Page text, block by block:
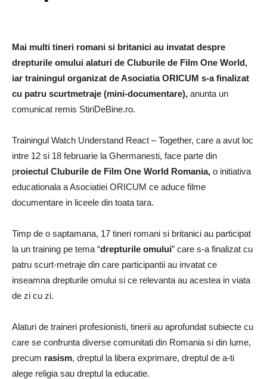
Mai multi tineri romani si britanici au invatat despre
drepturile omului alaturi de Cluburile de Film One World,
iar trainingul organizat de Asociatia ORICUM s-a finalizat
cu patru scurtmetraje (mini-documentare), anunta un
comunicat remis StiriDeBine.ro.
Trainingul Watch Understand React – Together, care a avut loc
intre 12 si 18 februarie la Ghermanesti, face parte din
proiectul Cluburile de Film One World Romania, o initiativa
educationala a Asociatiei ORICUM ce aduce filme
documentare in liceele din toata tara.
Timp de o saptamana, 17 tineri romani si britanici au participat
la un training pe tema “drepturile omului” care s-a finalizat cu
patru scurt-metraje din care participantii au invatat ce
inseamna drepturile omului si ce relevanta au acestea in viata
de zi cu zi.
Alaturi de traineri profesionisti, tinerii au aprofundat subiecte cu
care se confrunta diverse comunitati din Romania si din lume,
precum rasism, dreptul la libera exprimare, dreptul de a-ti
alege religia sau dreptul la educatie.